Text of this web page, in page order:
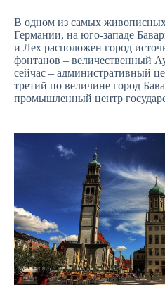
В одном из самых
Германии, на юго-западе
и Лех расположен город
фонтанов – величественный
сейчас – административный
третий по величине город
промышленный центр